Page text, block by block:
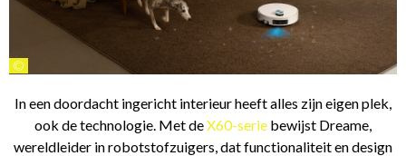
©
In een doordacht ingericht interieur heeft alles zijn eigen plek,
ook de technologie. Met deX60-serie bewijst Dreame,
wereldleider in robotstofzuigers, dat functionaliteit en design